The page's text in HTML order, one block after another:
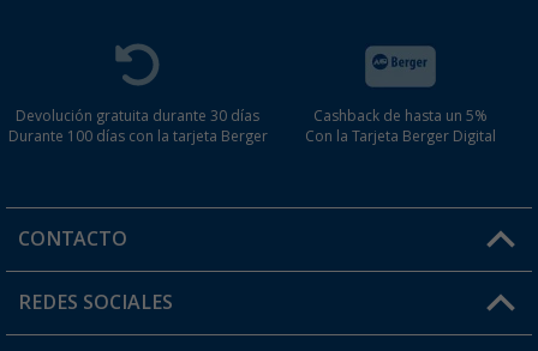
Devolución gratuita durante 30 días
Durante 100 días con la tarjeta Berger
Cashback de hasta un 5%
Con la Tarjeta Berger Digital
CONTACTO
Horario de atención al cliente:
REDES SOCIALES